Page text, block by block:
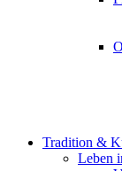
Tradition &
Leben